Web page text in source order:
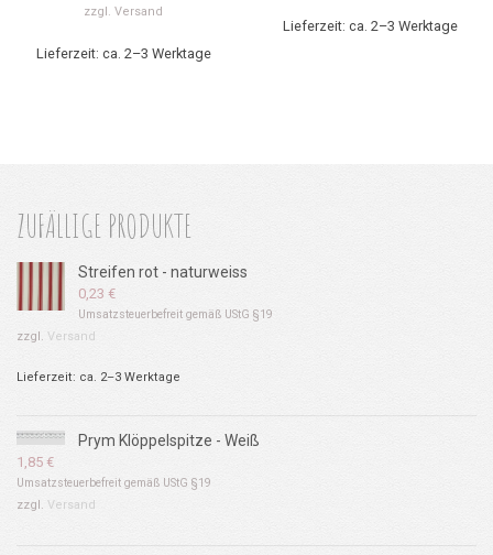
zzgl. Versand
Lieferzeit: ca. 2–3 Werktage
Lieferzeit: ca. 2–3 Werktage
ZUFÄLLIGE PRODUKTE
Streifen rot - naturweiss
0,23 €
Umsatzsteuerbefreit gemäß UStG §19
zzgl. Versand
Lieferzeit: ca. 2–3 Werktage
Prym Klöppelspitze - Weiß
1,85 €
Umsatzsteuerbefreit gemäß UStG §19
zzgl. Versand